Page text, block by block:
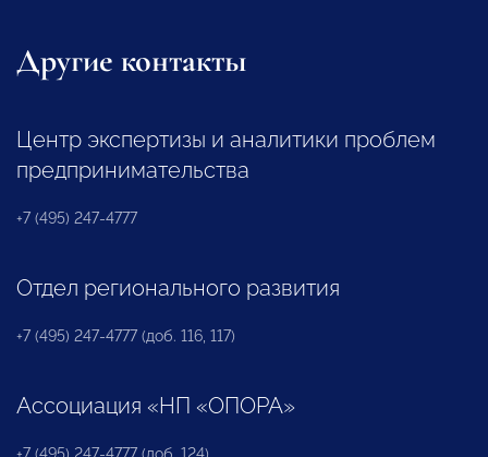
Другие контакты
Центр экспертизы и аналитики проблем
предпринимательства
+7 (495) 247-4777
Отдел регионального развития
+7 (495) 247-4777 (доб. 116, 117)
Ассоциация «НП «ОПОРА»